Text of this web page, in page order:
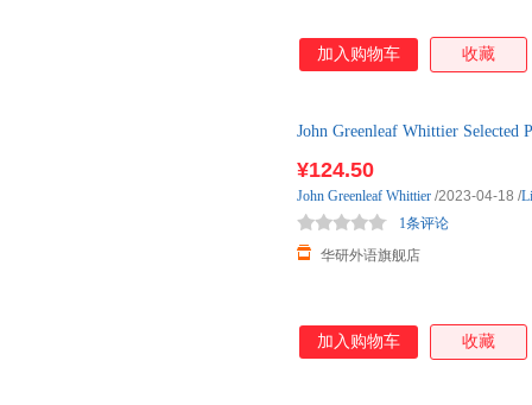
加入购物车 收藏
John Greenleaf Whittier
¥124.50
华研外语旗舰店
1条评论
John Greenleaf Whittier /2023-04-18 /
加入购物车 收藏